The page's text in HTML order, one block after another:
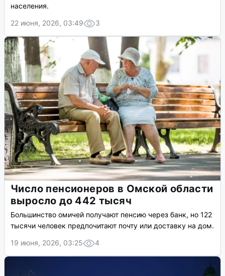
населения.
22 июня, 2026, 03:49
3
Число пенсионеров в Омской области
выросло до 442 тысяч
Большинство омичей получают пенсию через банк, но 122
тысячи человек предпочитают почту или доставку на дом.
19 июня, 2026, 03:25
4